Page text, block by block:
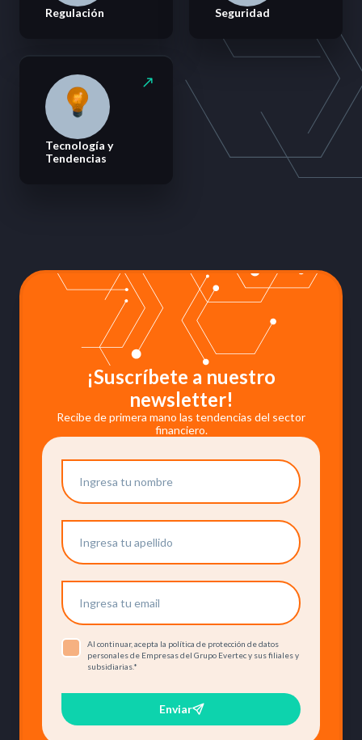
Regulación Seguridad
Tecnología y
Tendencias
¡Suscríbete a nuestro
newsletter!
Recibe de primera mano las tendencias del sector
financiero.
Al continuar, acepta la política de protección de datos
personales de Empresas del Grupo Evertec y sus filiales y
subsidiarias.*
Enviar